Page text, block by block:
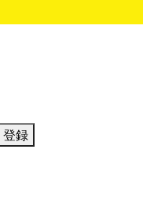
登録